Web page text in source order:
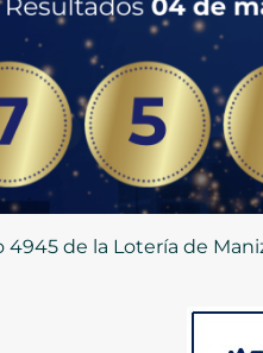
de la Lotería de